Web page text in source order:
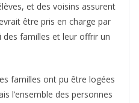
et des voisins assurent
être pris en charge par
des familles et leur offrir un
familles ont pu être logées
l’ensemble des personnes